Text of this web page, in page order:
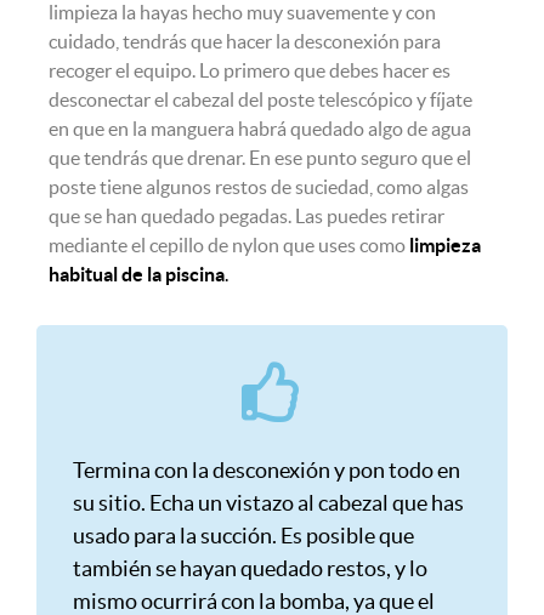
limpieza la hayas hecho muy suavemente y con
cuidado, tendrás que hacer la desconexión para
recoger el equipo. Lo primero que debes hacer es
desconectar el cabezal del poste telescópico y fíjate
en que en la manguera habrá quedado algo de agua
que tendrás que drenar. En ese punto seguro que el
poste tiene algunos restos de suciedad, como algas
que se han quedado pegadas. Las puedes retirar
mediante el cepillo de nylon que uses como limpieza
habitual de la piscina.
Termina con la desconexión y pon todo en
su sitio. Echa un vistazo al cabezal que has
usado para la succión. Es posible que
también se hayan quedado restos, y lo
mismo ocurrirá con la bomba, ya que el